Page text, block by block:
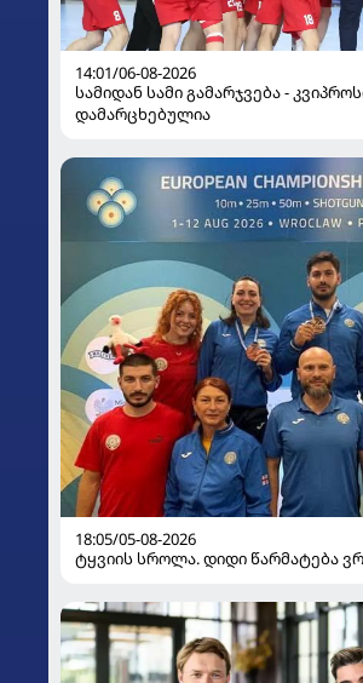
14:01/06-08-2026
სამიდან სამი გამარჯვება -
დამარცხებულია
18:05/05-08-2026
ტყვიის სროლა. დიდი წარმატება